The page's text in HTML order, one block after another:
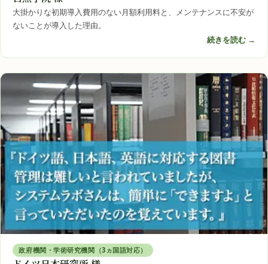
大掛かりな初期導入費用のない月額利用料と、メンテナンスに不安が
ないことが導入した理由。
続きを読む →
政府機関・学術研究機関（3ヵ国語対応）